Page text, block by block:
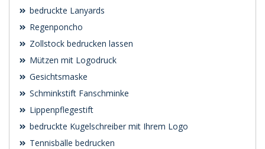
bedruckte Lanyards
Regenponcho
Zollstock bedrucken lassen
Mützen mit Logodruck
Gesichtsmaske
Schminkstift Fanschminke
Lippenpflegestift
bedruckte Kugelschreiber mit Ihrem Logo
Tennisbälle bedrucken